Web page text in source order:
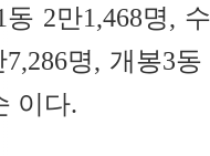
2만1,468명,
명, 개봉3
이다.